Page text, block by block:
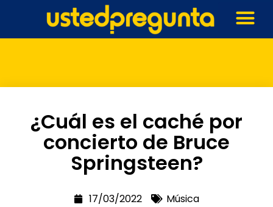
¿Cuál es el caché por
concierto de Bruce
Springsteen?
17/03/2022 Música